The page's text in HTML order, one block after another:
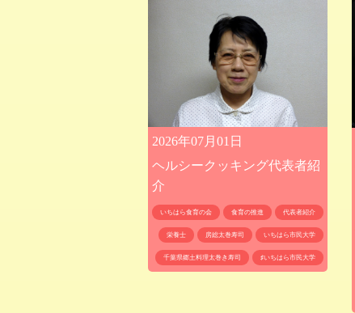
2026年07月01日
ヘルシークッキング代表者紹
介
いちはら食育の会 食育の推進 代表者紹介
栄養士 房総太巻寿司 いちはら市民大学
千葉県郷土料理太巻き寿司 ♯いちはら市民大学